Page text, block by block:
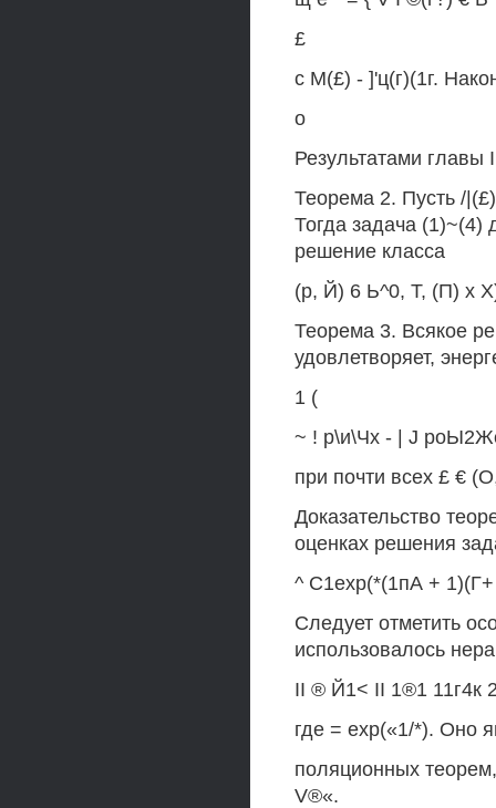
£
с М(£) - ]'ц(г)(1г.
о
Результатами
Теорема 2. Пусть /
Тогда задача (1)~(4)
решение класса
(р, Й) 6 Ь^0, Т, (П) х
Теорема 3. Всякое
удовлетворяет,
1 (
~ ! р\и\Чх - | J
при почти всех £ €
Доказательство
оценках решения
^ С1ехр(*(1пА +
Следует отметить
использовалось
II ® Й1< II 1®1 11г4к
где = ехр(«1/*). Оно
поляционных
V®«.